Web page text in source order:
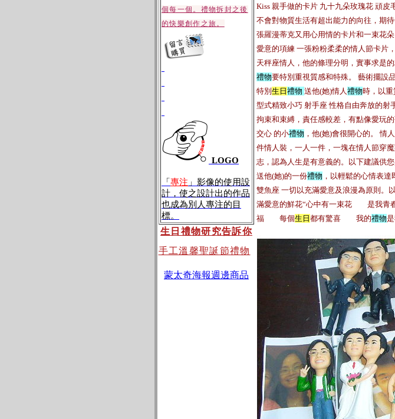
個每一個。禮物拆封之後
的快樂創作之旅。
LOGO
「 專注 」影像的使用設
計，使之設計出的作品
也成為別人專注的目
標。
生日禮物研究告訴你
手工溫馨聖誕節禮物
蒙太奇海報週邊商品
Kiss 親手做的卡片 九十九朵玫瑰花 頑皮
不會對物質生活有超出能力的向往，期
張羅漫蒂克又用心用情的卡片和一束花
愛意的項練 一張粉粉柔柔的情人節卡片
天秤座情人，他的條理分明，實事求是
禮物要特別重視質感和特殊。 藝術擺設
特別 生日 禮物 送他(她)情人禮物時，以
型式精致小巧 射手座 性格自由奔放的射
拘束和束縛，責任感較差，有點像愛玩
交心 的小禮物 ，他(她)會很開心的。 情
件情人裝，一人一件，一塊在情人節穿
志，認為人生是有意義的。以下建議供
送他(她)的一份禮物 ，以輕鬆的心情表
雙魚座 一切以充滿愛意及浪漫為原則。
滿愛意的鮮花“心中有一束花 是我
福 每個生日 都有驚喜 我的禮物